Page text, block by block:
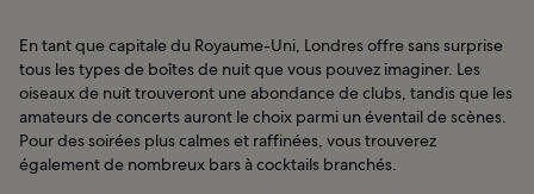
En tant que capitale du Royaume-Uni, Londres offre sans surprise
tous les types de boîtes de nuit que vous pouvez imaginer. Les
oiseaux de nuit trouveront une abondance de clubs, tandis que les
amateurs de concerts auront le choix parmi un éventail de scènes.
Pour des soirées plus calmes et raffinées, vous trouverez
également de nombreux bars à cocktails branchés.